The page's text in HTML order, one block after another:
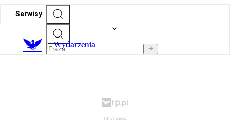
Serwisy
Wydarzenia